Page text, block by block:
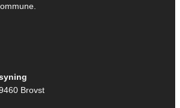
Brovst